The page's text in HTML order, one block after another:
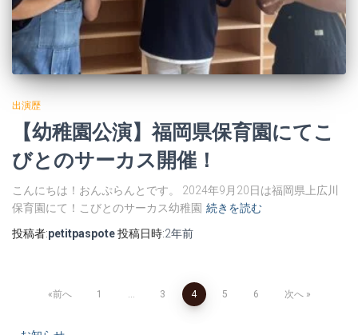
出演歴
【幼稚園公演】福岡県保育園にてこ
びとのサーカス開催！
こんにちは！おんぷらんとです。 2024年9月20日は福岡県上広川
保育園にて！こびとのサーカス幼稚園 続きを読む
投稿者:petitpaspote投稿日時:2年前
前へ 1 3 4 5 6 次へ